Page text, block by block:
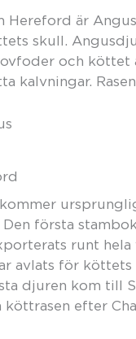
Hereford är
skull.
och köttet
kalvningar.
kommer
Den första
runt hela
avlats för
djuren kom till
köttrasen efter